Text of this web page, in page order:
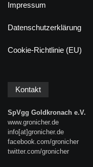
Impressum
Datenschutzerklärung
Cookie-Richtlinie (EU)
Kontakt
SpVgg Goldkronach e.V.
www.gronicher.de
info[at]gronicher.de
facebook.com/gronicher
twitter.com/gronicher